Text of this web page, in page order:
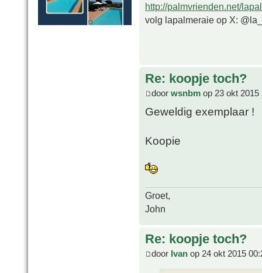
http://palmvrienden.net/
volg lapalmeraie op X:
Re: koopje toch?
door wsnbm op 23 okt 2015
Geweldig exemplaar !
Koopie
Groet,
John
Re: koopje toch?
door Ivan op 24 okt 2015